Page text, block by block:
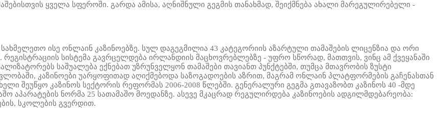
ყველა სფეროში. გარდა ამისა, აღნიშნული გეგმის თანახმად, შეიქმნება ახალი მარეგულირებელი -
ისე ონლაინ კაზინოებზე. სულ დაგეგმილია 43 კატეგორიის აზარტული თამაშების ლიცენზია და ორი
სისტემა გავრცელდება ირლანდიის მაცხოვრებლებზე - უფრო სწორად, მათთვის, ვინც ამ ქვეყანაში
საშუალება ექნებათ უზრუნველყონ თამაშები თავიანთ პუნქტებში, თუმცა მთავრობის ზუსტი
კაზინოები უარყოფითად აღიქმებოდა საზოგადოების აზრით, მაგრამ ონლაინ პლატფორმების გაჩენასთან
შეუწყო კაზინოს სექტორის რეფორმას 2006-2008 წლებში. გენერალური გეგმა გთავაზობთ კაზინოს 40 -მდე
აპარატების ნორმა 25 სათამაშო მოედანზე. ასევე მკაცრად რეგულირდება კაზინოების ადგილმდებარეობა:
სკოლების გვერდით.